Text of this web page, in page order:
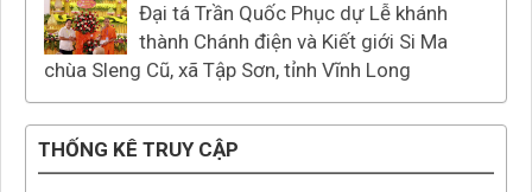
Đại tá Trần Quốc Phục dự Lễ khánh
thành Chánh điện và Kiết giới Si Ma
chùa Sleng Cũ, xã Tập Sơn, tỉnh Vĩnh Long
THỐNG KÊ TRUY CẬP